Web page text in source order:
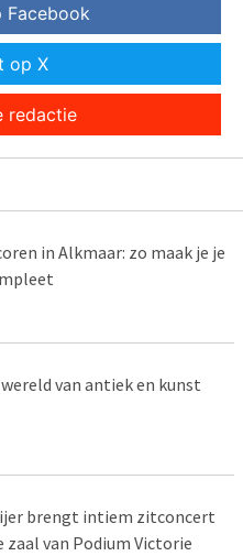
Facebook
op X
redactie
in Alkmaar: zo maak je je
van antiek en kunst
brengt intiem zitconcert
zaal van Podium Victorie